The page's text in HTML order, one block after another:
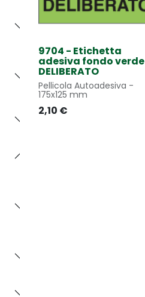
9704 - Etichetta
adesiva fondo verde
DELIBERATO
Pellicola Autoadesiva -
175x125 mm
2,10 €